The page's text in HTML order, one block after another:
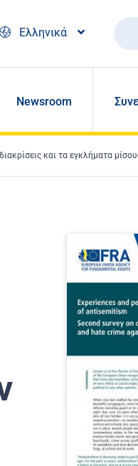
Ελληνικά
Newsroom
εγκλήματα μίσους κατά των Εβραίων στην